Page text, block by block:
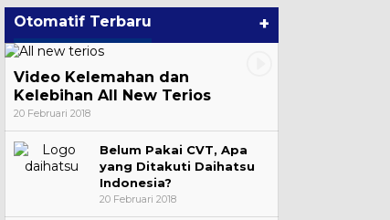
Otomatif Terbaru +
Video Kelemahan dan
Kelebihan All New Terios
20 Februari 2018
Belum Pakai CVT, Apa
yang Ditakuti Daihatsu
Indonesia?
20 Februari 2018